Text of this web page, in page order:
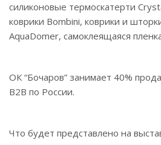
силиконовые термоскатерти
коврики Bombini, коврики и
AquaDomer, самоклеящаяся
ОК “Бочаров” занимает 40%
B2B по России.
Что будет представлено на